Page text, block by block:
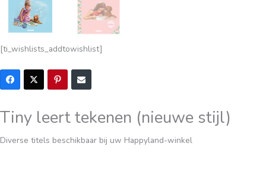
[ti_wishlists_addtowishlist]
Tiny leert tekenen (nieuwe stijl)
Diverse titels beschikbaar bij uw Happyland-winkel